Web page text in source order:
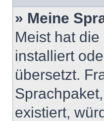
» Meine
Meist hat
installiert
übersetzt.
existiert,